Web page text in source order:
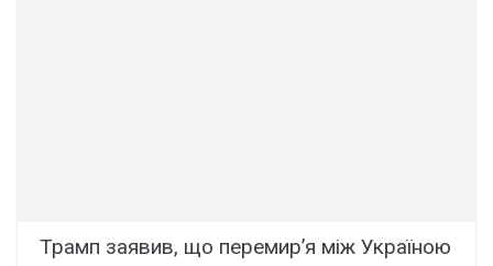
Трамп заявив, що перемир’я між Україною